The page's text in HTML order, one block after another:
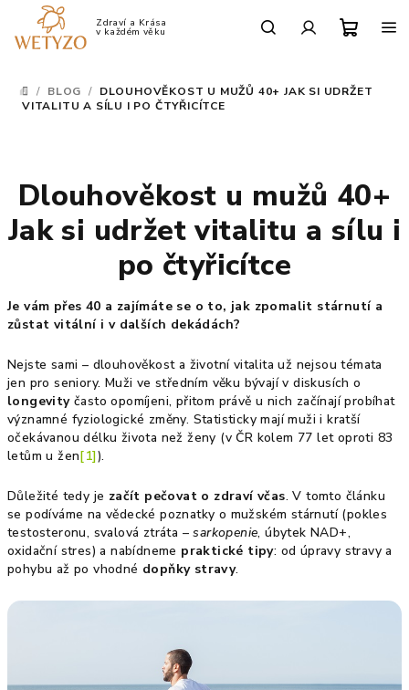
obsah
DOMŮ
/ BLOG / DLOUHOVĚKOST U MUŽŮ 40+ JAK SI UDRŽET
VITALITU A SÍLU I PO ČTYŘICÍTCE
Dlouhověkost u mužů 40+
Jak si udržet vitalitu a sílu i
po čtyřicítce
Je vám přes 40 a zajímáte se o to, jak zpomalit stárnutí a
zůstat vitální i v dalších dekádách?
Nejste sami – dlouhověkost a životní vitalita už nejsou témata
jen pro seniory. Muži ve středním věku bývají v diskusích o
longevityčasto opomíjeni, přitom právě u nich začínají probíhat
významné fyziologické změny. Statisticky mají muži i kratší
očekávanou délku života než ženy (v ČR kolem 77 let oproti 83
letům u žen[1]).
Důležité tedy je začít pečovat o zdraví včas. V tomto článku
se podíváme na vědecké poznatky o mužském stárnutí (pokles
testosteronu, svalová ztráta –sarkopenie, úbytek NAD+,
oxidační stres) a nabídneme praktické tipy: od úpravy stravy a
pohybu až po vhodné dopňky stravy.